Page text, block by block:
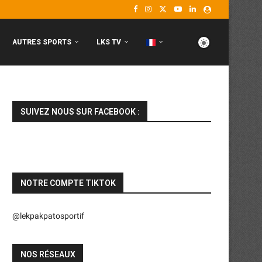
AUTRES SPORTS LKS TV
SUIVEZ NOUS SUR FACEBOOK :
NOTRE COMPTE TIKTOK
@lekpakpatosportif
NOS RÉSEAUX